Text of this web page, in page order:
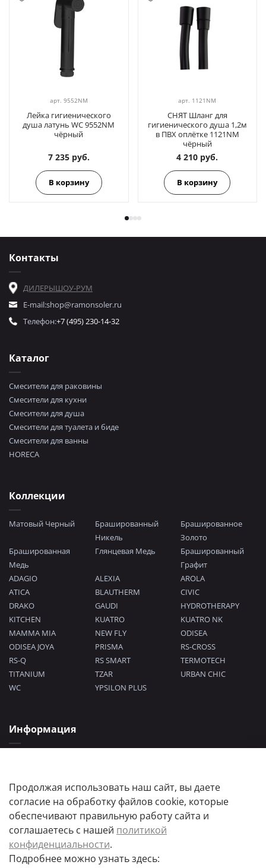
арт. 9552NM
Лейка гигиенического
душа латунь WC 9552NM
чёрный
7 235 руб.
В корзину
арт. 1121NM
СНЯТ Шланг для
гигиенического душа 1,2м
в ПВХ оплётке 1121NM
чёрный
4 210 руб.
В корзину
Каталог
Смесители для раковины
Смесители для кухни
Смесители для душа
Смесители для туалета и биде
Смесители для ванны
HORECA
Коллекции
Матовый Черный
Брашированный
Никель
Брашированное
Золото
Брашированная
Медь
Глянцевая Медь
Брашированный
Графит
ADAGIO
ALEXIA
AROLA
ATICA
BLAUTHERM
CIVIC
DRAKO
GAUDI
HYDROTHERAPY
KITCHEN
KUATRO
KUATRO NK
MAMMA MIA
NEW FLY
ODISEA
ODISEA JOYA
PRISMA
RS-CROSS
RS-Q
RS SMART
TERMOTECH
TITANIUM
TZAR
URBAN CHIC
WC
YPSILON PLUS
Информация
Пользовательское соглашение
Контакты
ДИЛЕРЫШОУ-РУМ
E-mail:shop@ramonsoler.ru
Телефон:+7 (495) 230-14-32
Цены товаров и их количество, а так же комплектация и цвета носят
Продолжая использовать наш сайт, вы даете
согласие на обработку файлов cookie, которые
обеспечивают правильную работу сайта и
соглашаетесь с нашей политикой
конфиденциальности.
Подробнее можно узнать здесь: